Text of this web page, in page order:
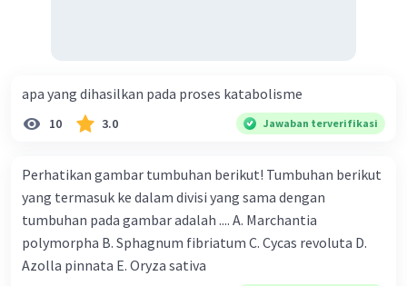
apa yang dihasilkan pada proses katabolisme
10 3.0 Jawaban terverifikasi
Perhatikan gambar tumbuhan berikut! Tumbuhan berikut
yang termasuk ke dalam divisi yang sama dengan
tumbuhan pada gambar adalah .... A. Marchantia
polymorpha B. Sphagnum fibriatum C. Cycas revoluta D.
Azolla pinnata E. Oryza sativa